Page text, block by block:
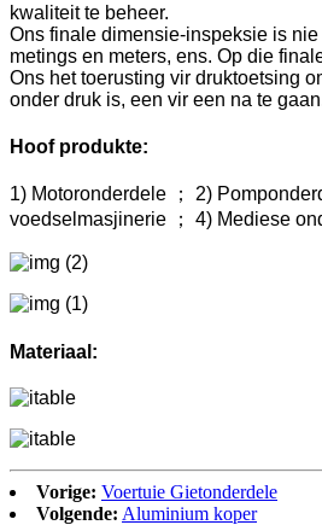
kwaliteit te beheer.
Ons finale dimensie-inspeksie is
metings en meters, ens. Op die
Ons het toerusting vir druktoetsing
onder druk is, een vir een na te
Hoof produkte:
1) Motoronderdele ； 2)
voedselmasjinerie ； 4) Mediese
Materiaal:
Vorige: Voertuie Gietonderdele
Volgende: Aluminium koper